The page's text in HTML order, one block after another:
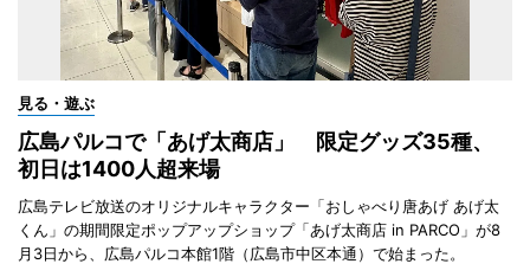
見る・遊ぶ
広島パルコで「あげ太商店」 限定グッズ35種、
初日は1400人超来場
広島テレビ放送のオリジナルキャラクター「おしゃべり唐あげ あげ太
くん」の期間限定ポップアップショップ「あげ太商店 in PARCO」が8
月3日から、広島パルコ本館1階（広島市中区本通）で始まった。